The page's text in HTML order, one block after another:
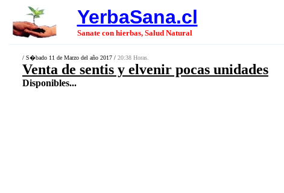
YerbaSana.cl
Sanate con hierbas, Salud Natural
/ S�bado 11 de Marzo del año 2017 / 20:38 Horas.
Venta de sentis y elvenir pocas unidades
Disponibles...